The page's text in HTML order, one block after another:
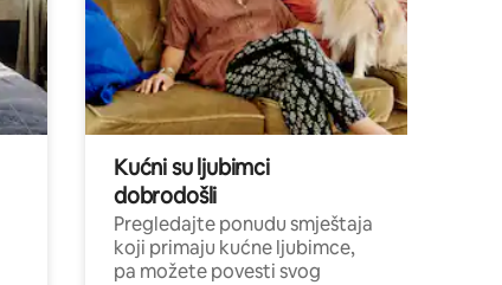
Kućni su ljubimci
dobrodošli
Pregledajte ponudu smještaja
koji primaju kućne ljubimce,
pa možete povesti svog